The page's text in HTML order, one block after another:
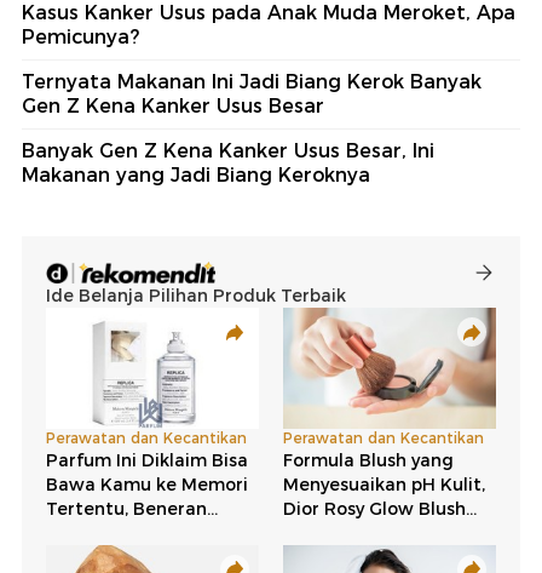
Kasus Kanker Usus pada Anak Muda Meroket, Apa
Pemicunya?
Ternyata Makanan Ini Jadi Biang Kerok Banyak
Gen Z Kena Kanker Usus Besar
Banyak Gen Z Kena Kanker Usus Besar, Ini
Makanan yang Jadi Biang Keroknya